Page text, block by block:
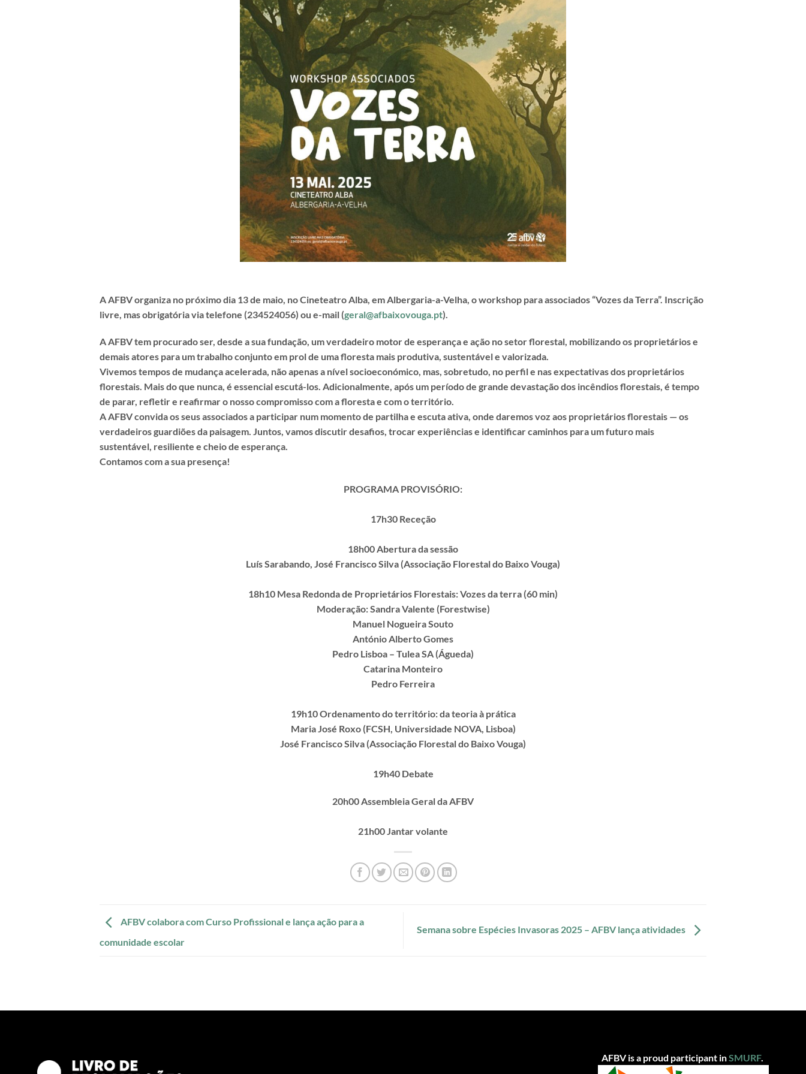
A AFBV organiza no próximo dia 13 de maio, no Cineteatro Alba, em Albergaria-a-Velha, o workshop para associados “Vozes da Terra”. Inscrição
livre, mas obrigatória via telefone (234524056) ou e-mail (geral@afbaixovouga.pt).
A AFBV tem procurado ser, desde a sua fundação, um verdadeiro motor de esperança e ação no setor florestal, mobilizando os proprietários e
demais atores para um trabalho conjunto em prol de uma floresta mais produtiva, sustentável e valorizada.
Vivemos tempos de mudança acelerada, não apenas a nível socioeconómico, mas, sobretudo, no perfil e nas expectativas dos proprietários
florestais. Mais do que nunca, é essencial escutá-los. Adicionalmente, após um período de grande devastação dos incêndios florestais, é tempo
de parar, refletir e reafirmar o nosso compromisso com a floresta e com o território.
A AFBV convida os seus associados a participar num momento de partilha e escuta ativa, onde daremos voz aos proprietários florestais — os
verdadeiros guardiões da paisagem. Juntos, vamos discutir desafios, trocar experiências e identificar caminhos para um futuro mais
sustentável, resiliente e cheio de esperança.
Contamos com a sua presença!
PROGRAMA PROVISÓRIO:
17h30 Receção
18h00 Abertura da sessão
Luís Sarabando, José Francisco Silva (Associação Florestal do Baixo Vouga)
18h10 Mesa Redonda de Proprietários Florestais: Vozes da terra (60 min)
Moderação: Sandra Valente (Forestwise)
Manuel Nogueira Souto
António Alberto Gomes
Pedro Lisboa – Tulea SA (Águeda)
Catarina Monteiro
Pedro Ferreira
19h10 Ordenamento do território: da teoria à prática
Maria José Roxo (FCSH, Universidade NOVA, Lisboa)
José Francisco Silva (Associação Florestal do Baixo Vouga)
19h40 Debate
20h00 Assembleia Geral da AFBV
21h00 Jantar volante
AFBV colabora com Curso Profissional e lança ação para a
comunidade escolar
Semana sobre Espécies Invasoras 2025 – AFBV lança atividades
AFBV is a proud participant inSMURF.